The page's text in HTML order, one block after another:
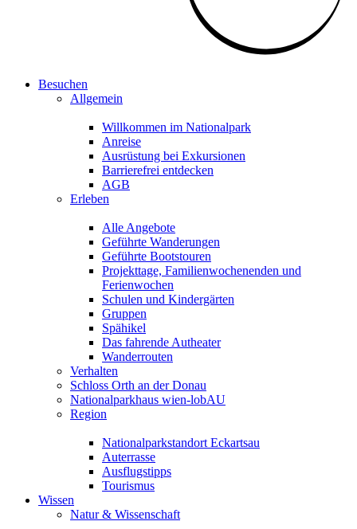
Besuchen
Allgemein
Willkommen im Nationalpark
Anreise
Ausrüstung bei Exkursionen
Barrierefrei entdecken
AGB
Erleben
Alle Angebote
Geführte Wanderungen
Geführte Bootstouren
Projekttage, Familienwochenenden und
Ferienwochen
Schulen und Kindergärten
Gruppen
Spähikel
Das fahrende Autheater
Wanderrouten
Verhalten
Schloss Orth an der Donau
Nationalparkhaus wien-lobAU
Region
Nationalparkstandort Eckartsau
Auterrasse
Ausflugstipps
Tourismus
Wissen
Natur & Wissenschaft